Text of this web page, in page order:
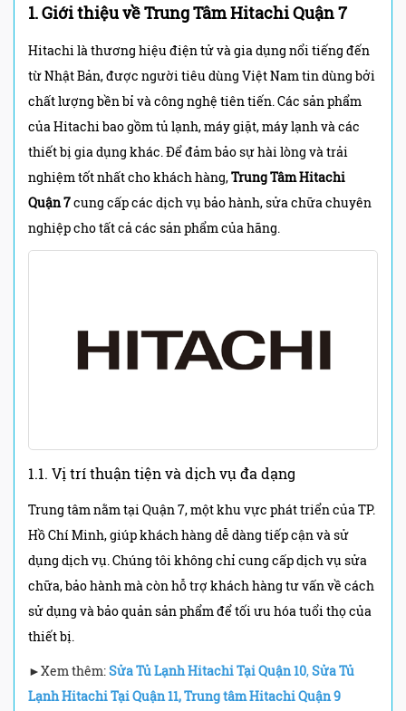
1. Giới thiệu về Trung Tâm Hitachi Quận 7
Hitachi là thương hiệu điện tử và gia dụng nổi tiếng đến
từ Nhật Bản, được người tiêu dùng Việt Nam tin dùng bởi
chất lượng bền bỉ và công nghệ tiên tiến. Các sản phẩm
của Hitachi bao gồm tủ lạnh, máy giặt, máy lạnh và các
thiết bị gia dụng khác. Để đảm bảo sự hài lòng và trải
nghiệm tốt nhất cho khách hàng,Trung Tâm Hitachi
Quận 7cung cấp các dịch vụ bảo hành, sửa chữa chuyên
nghiệp cho tất cả các sản phẩm của hãng.
1.1. Vị trí thuận tiện và dịch vụ đa dạng
Trung tâm nằm tại Quận 7, một khu vực phát triển của TP.
Hồ Chí Minh, giúp khách hàng dễ dàng tiếp cận và sử
dụng dịch vụ. Chúng tôi không chỉ cung cấp dịch vụ sửa
chữa, bảo hành mà còn hỗ trợ khách hàng tư vấn về cách
sử dụng và bảo quản sản phẩm để tối ưu hóa tuổi thọ của
thiết bị.
►Xem thêm:Sửa Tủ Lạnh Hitachi Tại Quận 10,Sửa Tủ
Lạnh Hitachi Tại Quận 11,Trung tâm Hitachi Quận 9